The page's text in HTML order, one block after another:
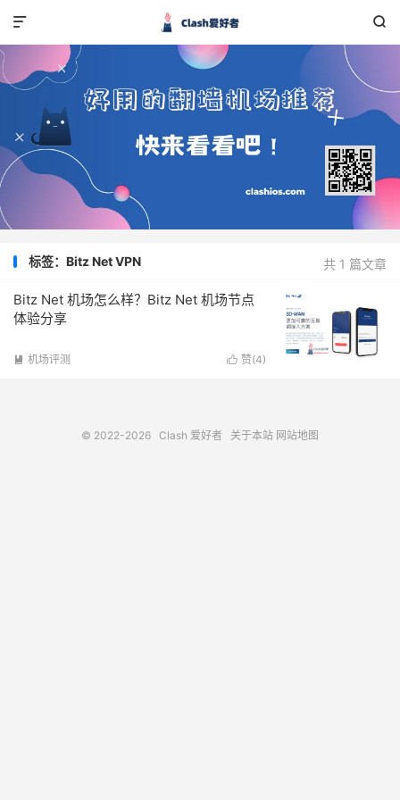


共 1 篇文章
标签：Bitz Net VPN
Bitz Net 机场怎么样？Bitz Net 机场节点
体验分享
 赞(4)
 机场评测
© 2022-2026 Clash 爱好者 关于本站 网站地图